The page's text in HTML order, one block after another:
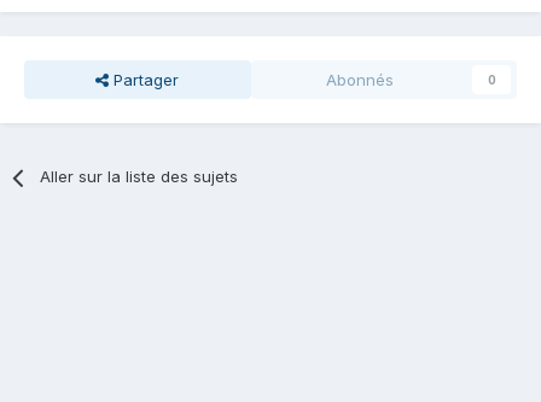
Partager Abonnés 0
Aller sur la liste des sujets